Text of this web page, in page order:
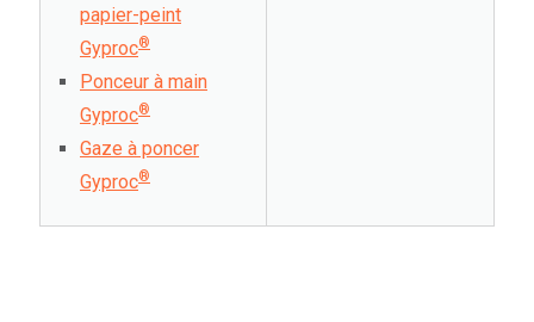
papier-peint
Gyproc®
Ponceur à main
Gyproc®
Gaze à poncer
Gyproc®